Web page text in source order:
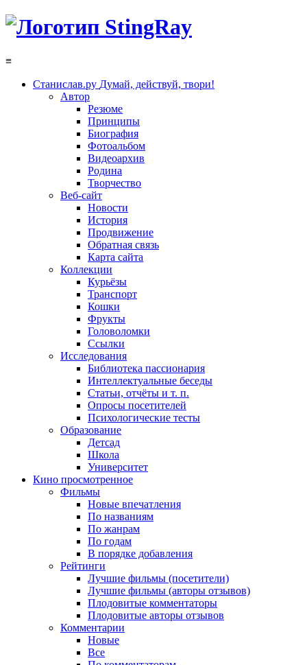
≡
Станислав.ру Думай, действуй, твори!
Автор
Резюме
Принципы
Биография
Фотоальбом
Видеоархив
Родина
Творчество
Веб-сайт
Новости
История
Продвижение
Обратная связь
Карта сайта
Коллекции
Курьёзы
Транспорт
Кошки
Фрукты
Головоломки
Ссылки
Исследования
Библиотека пассионария
Интеллектуальные беседы
Статьи, отчёты и т. п.
Опросы посетителей
Психологические тесты
Образование
Детсад
Школа
Университет
Кино просмотренное
Фильмы
Новые впечатления
По названиям
По жанрам
По годам
В порядке добавления
Рейтинги
Лучшие фильмы (посетители)
Лучшие фильмы (авторы отзывов)
Плодовитые комментаторы
Плодовитые авторы отзывов
Комментарии
Новые
Все